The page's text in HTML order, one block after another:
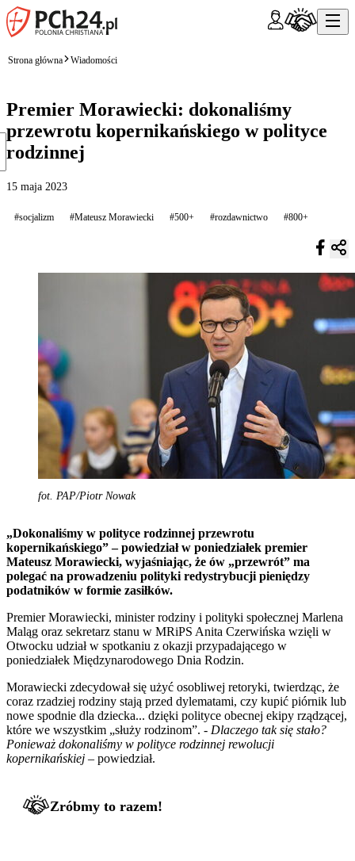
Strona główna Wiadomości
Premier Morawiecki: dokonaliśmy
przewrotu kopernikańskiego w polityce
rodzinnej
15 maja 2023
#socjalizm #Mateusz Morawiecki #500+ #rozdawnictwo #800+
fot. PAP/Piotr Nowak
„Dokonaliśmy w polityce rodzinnej przewrotu
kopernikańskiego” – powiedział w poniedziałek premier
Mateusz Morawiecki, wyjaśniając, że ów „przewrót” ma
polegać na prowadzeniu polityki redystrybucji pieniędzy
podatników w formie zasiłków.
Premier Morawiecki, minister rodziny i polityki społecznej Marlena
Maląg oraz sekretarz stanu w MRiPS Anita Czerwińska wzięli w
Otwocku udział w spotkaniu z okazji przypadającego w
poniedziałek Międzynarodowego Dnia Rodzin.
Morawiecki zdecydował się użyć osobliwej retoryki, twierdząc, że
coraz rzadziej rodziny stają przed dylematami, czy kupić piórnik lub
nowe spodnie dla dziecka... dzięki polityce obecnej ekipy rządzącej,
które we wszystkim „służy rodzinom”. - Dlaczego tak się stało?
Ponieważ dokonaliśmy w polityce rodzinnej rewolucji
kopernikańskiej – powiedział.
Zróbmy to razem!